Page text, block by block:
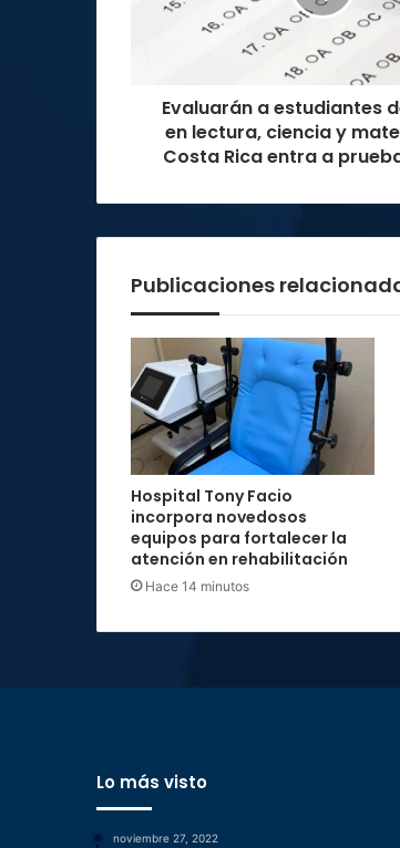
matemáticas:
Costa
entra
Evaluarán a estudiantes
en lectura, ciencia y
Costa Rica entra a
Publicaciones
Hospital Tony Facio
incorpora novedosos
equipos para fortalecer la
atención en rehabilitación
Hace 14 minutos
Lo más visto
noviembre 27, 2022